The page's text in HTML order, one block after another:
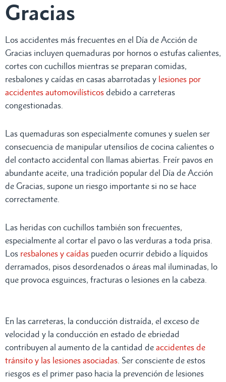
Gracias
Los accidentes más frecuentes en el Día de Acción de
Gracias incluyen quemaduras por hornos o estufas calientes,
cortes con cuchillos mientras se preparan comidas,
resbalones y caídas en casas abarrotadas y lesiones por
accidentes automovilísticos debido a carreteras
congestionadas.
Las quemaduras son especialmente comunes y suelen ser
consecuencia de manipular utensilios de cocina calientes o
del contacto accidental con llamas abiertas. Freír pavos en
abundante aceite, una tradición popular del Día de Acción
de Gracias, supone un riesgo importante si no se hace
correctamente.
Las heridas con cuchillos también son frecuentes,
especialmente al cortar el pavo o las verduras a toda prisa.
Los resbalones y caídas pueden ocurrir debido a líquidos
derramados, pisos desordenados o áreas mal iluminadas, lo
que provoca esguinces, fracturas o lesiones en la cabeza.
En las carreteras, la conducción distraída, el exceso de
velocidad y la conducción en estado de ebriedad
contribuyen al aumento de la cantidad de accidentes de
tránsito y las lesiones asociadas . Ser consciente de estos
riesgos es el primer paso hacia la prevención de lesiones